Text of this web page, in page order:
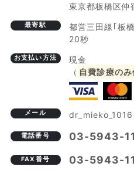
東京都板橋区
最寄駅
都営三田線｢板
20秒
お支払い方法
現金
（ 自費診療の
メール dr_mieko_1016
電話番号 03-5943-
FAX番号 03-5943-